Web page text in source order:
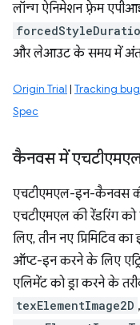
लॉन्ग ऐनिमेशन फ़्रेम
और लेआउट के समय में
Origin Trial | Tracking
Spec
कैनवस में
एचटीएमएल-इन-कैनवस
एचटीएमएल की रेंडरिंग
लिए, तीन नए प्रिमिटिव
ऑप्ट-इन करने के लिए
एलिमेंट को ड्रा करने के
texElementImage2D